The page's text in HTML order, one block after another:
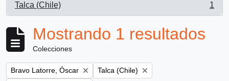
Talca (Chile)
, 1 resultados
1
Mostrando 1 resultados
Colecciones
Remove filter:
Bravo Latorre, Óscar Remove filter:
Talca (Chile)